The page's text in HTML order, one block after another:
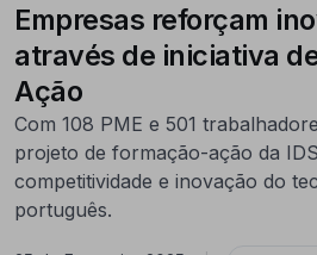
Empresas reforçam
através de iniciativa
Ação
Com 108 PME e 501
projeto de formação-ação da
competitividade e inovação do
português.